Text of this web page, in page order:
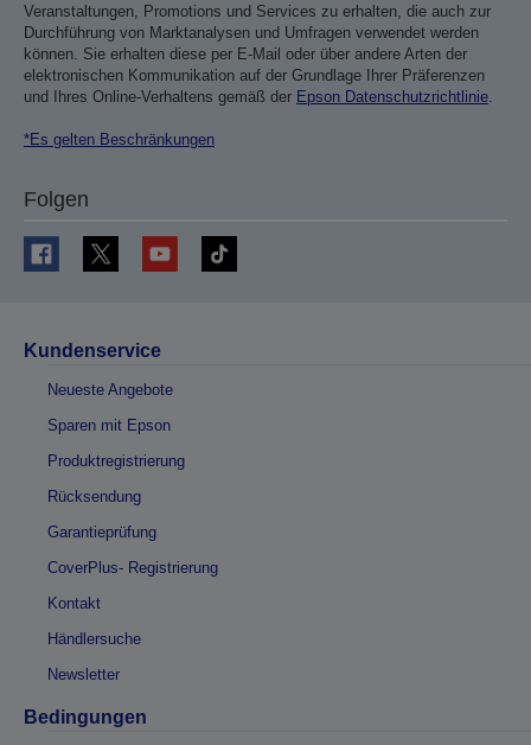
Veranstaltungen, Promotions und Services zu erhalten, die auch zur
Durchführung von Marktanalysen und Umfragen verwendet werden
können. Sie erhalten diese per E-Mail oder über andere Arten der
elektronischen Kommunikation auf der Grundlage Ihrer Präferenzen
und Ihres Online-Verhaltens gemäß der Epson Datenschutzrichtlinie
*Es gelten Beschränkungen
Folgen
Kundenservice
Neueste Angebote
Sparen mit Epson
Produktregistrierung
Rücksendung
Garantieprüfung
CoverPlus- Registrierung
Kontakt
Händlersuche
Newsletter
Bedingungen